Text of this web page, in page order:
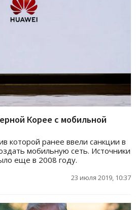
Корее с мобильной
которой ранее ввели санкции в
мобильную сеть. Источники
еще в 2008 году.
23 июля 2019, 10:37